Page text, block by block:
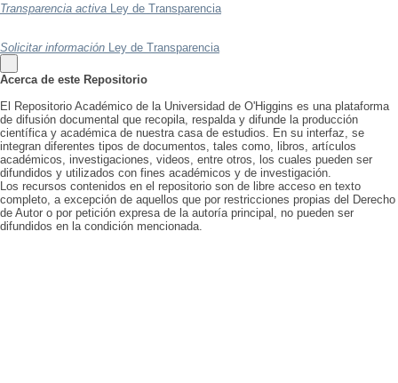
Transparencia activa Ley de Transparencia
Solicitar información Ley de Transparencia
Acerca de este Repositorio
El Repositorio Académico de la Universidad de O'Higgins es una plataforma
de difusión documental que recopila, respalda y difunde la producción
científica y académica de nuestra casa de estudios. En su interfaz, se
integran diferentes tipos de documentos, tales como, libros, artículos
académicos, investigaciones, videos, entre otros, los cuales pueden ser
difundidos y utilizados con fines académicos y de investigación.
Los recursos contenidos en el repositorio son de libre acceso en texto
completo, a excepción de aquellos que por restricciones propias del Derecho
de Autor o por petición expresa de la autoría principal, no pueden ser
difundidos en la condición mencionada.